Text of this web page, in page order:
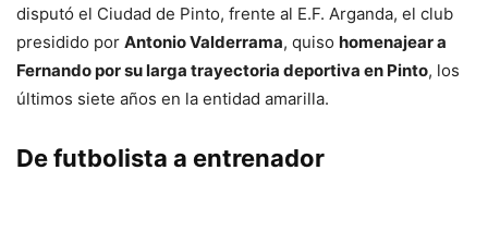
disputó el Ciudad de Pinto, frente al E.F. Arganda, el club
presidido por Antonio Valderrama, quiso homenajear a
Fernando por su larga trayectoria deportiva en Pinto, los
últimos siete años en la entidad amarilla.
De futbolista a entrenador